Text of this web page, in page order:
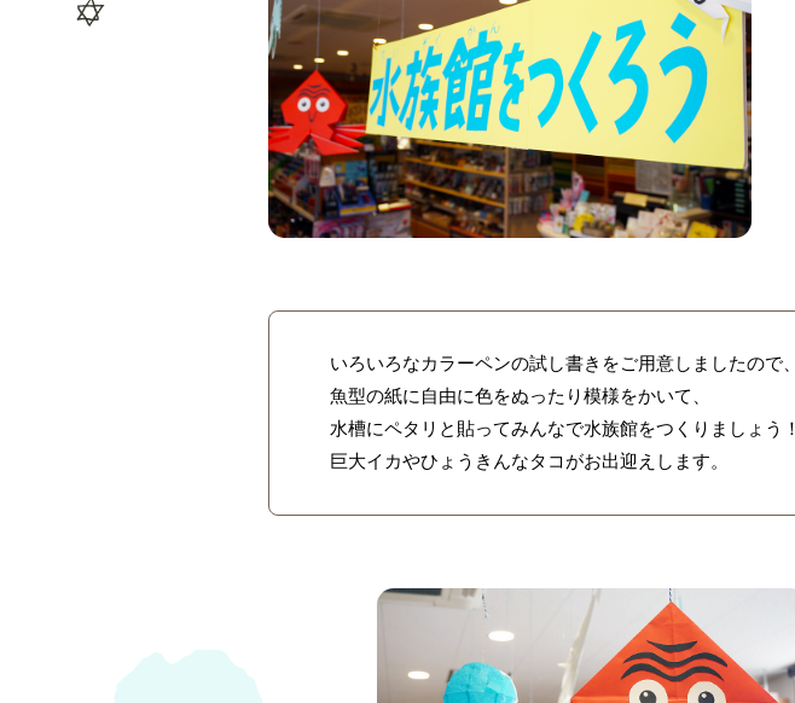
いろいろなカラーペンの試し書きをご用意しましたので、
魚型の紙に自由に色をぬったり模様をかいて、
水槽にペタリと貼ってみんなで水族館をつくりましょう！
巨大イカやひょうきんなタコがお出迎えします。